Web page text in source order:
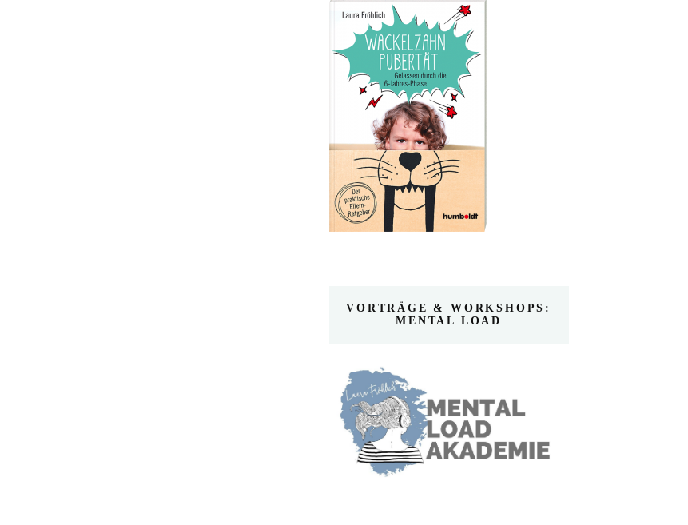
VORTRÄGE & WORKSHOPS:
MENTAL LOAD